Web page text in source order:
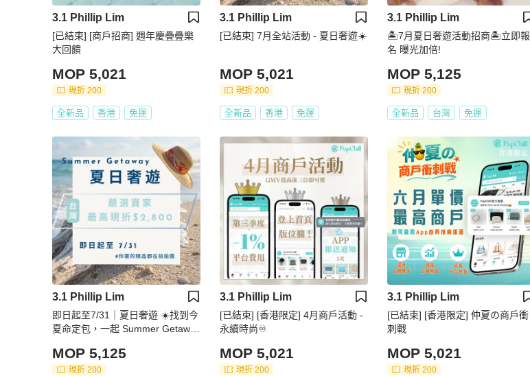
3.1 Phillip Lim
[已結束] [商戶招商] 週年慶疊疊樂
大回饋
MOP 5,021
現折 200
全新品 香港 免運
3.1 Phillip Lim
[已結束] 7月全站活動 - 夏日奢遊☀️
MOP 5,021
現折 200
全新品 香港 免運
3.1 Phillip Lim
🏝️7月夏日奢遊活動招商🏝️立即報
名 曝光加倍!
MOP 5,125
現折 200
全新品 台灣 免運
3.1 Phillip Lim
即日起至7/31｜夏日奢遊 ☀️找到今
夏命定包，一起 Summer Getawa
MOP 5,125
現折 200
3.1 Phillip Lim
[已結束] [香港限定] 4月商戶活動 -
永續時尚♾️
MOP 5,021
現折 200
3.1 Phillip Lim
[已結束] [香港限定] 仲夏の商戶衝
刺戰
MOP 5,021
現折 200